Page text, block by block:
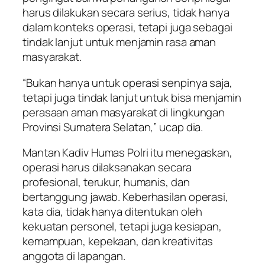
harus dilakukan secara serius, tidak hanya
dalam konteks operasi, tetapi juga sebagai
tindak lanjut untuk menjamin rasa aman
masyarakat.
“Bukan hanya untuk operasi senpinya saja,
tetapi juga tindak lanjut untuk bisa menjamin
perasaan aman masyarakat di lingkungan
Provinsi Sumatera Selatan,” ucap dia.
Mantan Kadiv Humas Polri itu menegaskan,
operasi harus dilaksanakan secara
profesional, terukur, humanis, dan
bertanggung jawab. Keberhasilan operasi,
kata dia, tidak hanya ditentukan oleh
kekuatan personel, tetapi juga kesiapan,
kemampuan, kepekaan, dan kreativitas
anggota di lapangan.